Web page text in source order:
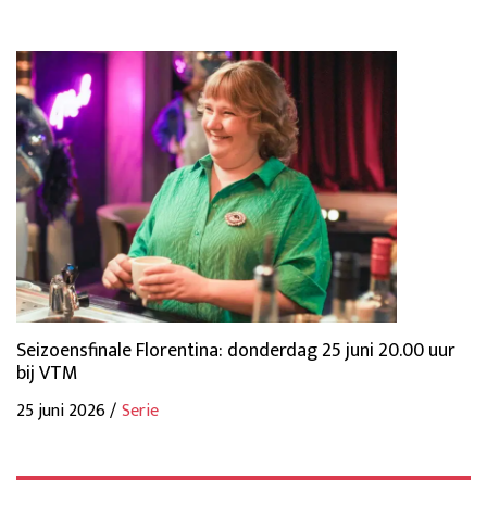
Seizoensfinale Florentina: donderdag 25 juni 20.00 uur
bij VTM
25 juni 2026 /Serie